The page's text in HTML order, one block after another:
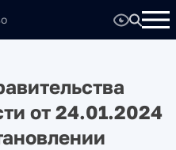
от 24.01.2024